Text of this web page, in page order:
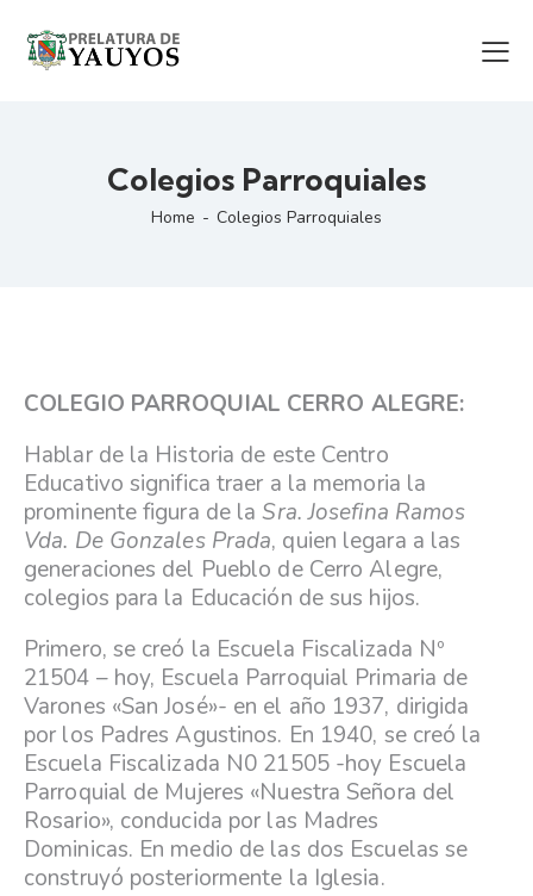
Colegios Parroquiales
Home Colegios Parroquiales
COLEGIO PARROQUIAL CERRO ALEGRE:
Hablar de la Historia de este Centro
Educativo significa traer a la memoria la
prominente figura de laSra. Josefina Ramos
Vda. De Gonzales Prada, quien legara a las
generaciones del Pueblo de Cerro Alegre,
colegios para la Educación de sus hijos.
Primero, se creó la Escuela Fiscalizada Nº
21504 – hoy, Escuela Parroquial Primaria de
Varones «San José»- en el año 1937, dirigida
por los Padres Agustinos. En 1940, se creó la
Escuela Fiscalizada N0 21505 -hoy Escuela
Parroquial de Mujeres «Nuestra Señora del
Rosario», conducida por las Madres
Dominicas. En medio de las dos Escuelas se
construyó posteriormente la Iglesia.